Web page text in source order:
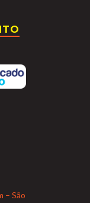
– São